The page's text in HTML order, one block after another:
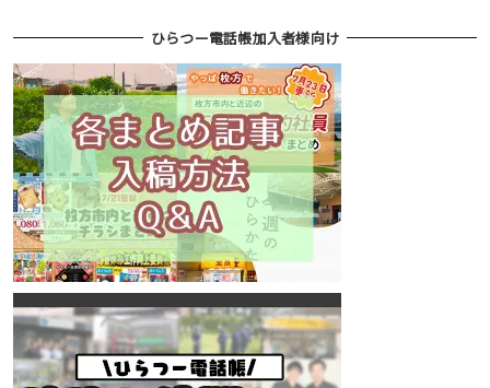
ひらつー電話帳加入者様向け